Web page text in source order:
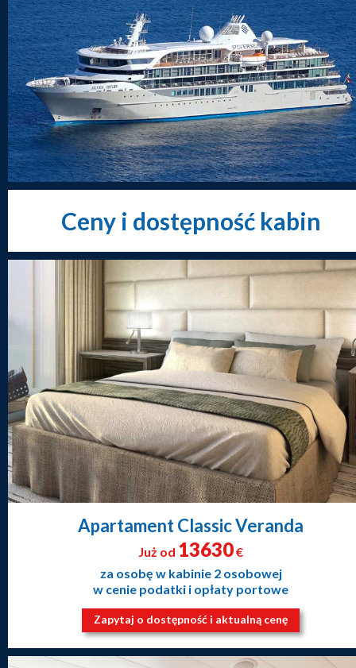
Ceny i dostępność kabin
Apartament Classic Veranda
Już od 13630€
za osobę w kabinie 2 osobowej
w cenie podatki i opłaty portowe
Zapytaj o dostępność i aktualną cenę